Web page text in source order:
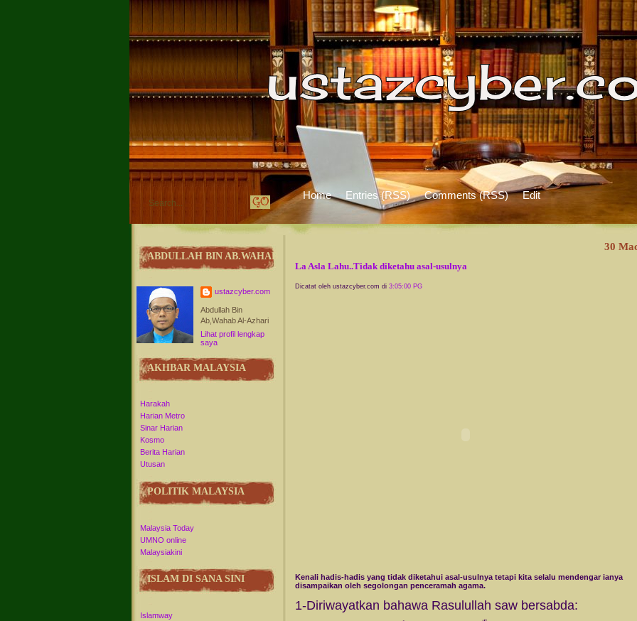
Home Entries (RSS) Comments (RSS) Edit
ABDULLAH BIN AB.WAHAB
ustazcyber.com
Abdullah Bin
Ab,Wahab Al-Azhari
Lihat profil lengkap
saya
AKHBAR MALAYSIA
Harakah
Harian Metro
Sinar Harian
Kosmo
Berita Harian
Utusan
POLITIK MALAYSIA
Malaysia Today
UMNO online
Malaysiakini
ISLAM DI SANA SINI
Islamway
30
La Asla Lahu..Tidak diketahu asal-usulnya
Dicatat oleh ustazcyber.com di 3:05:00 PG
Kenali hadis-hadis yang tidak diketahui asal-usulnya tetapi kita selalu mendengar ianya
disampaikan oleh segolongan penceramah agama.
1-Diriwayatkan bahawa Rasulullah saw bersabda: